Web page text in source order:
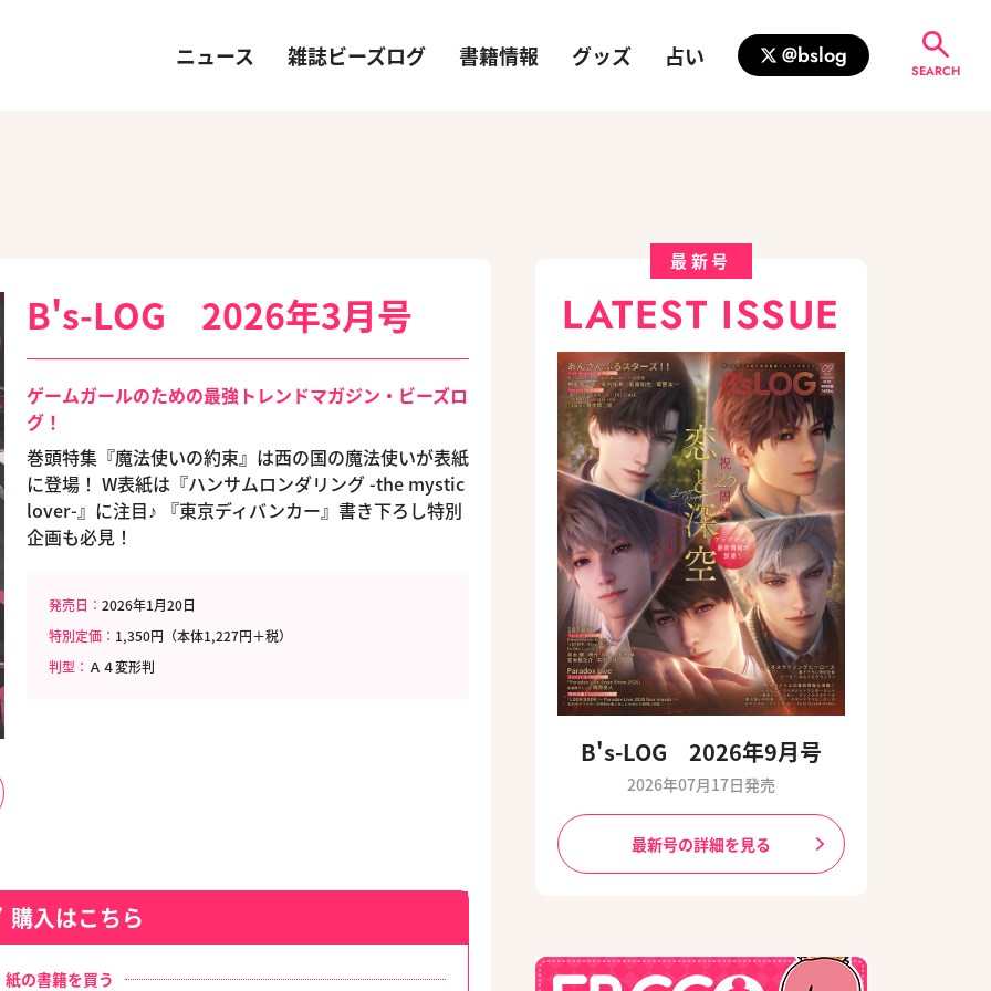
ニュース 雑誌ビーズログ 書籍情報 グッズ 占い @bslog
SEARCH
B's-LOG 2026年3月号
ゲームガールのための最強トレンドマガジン・ビーズロ
グ！
巻頭特集『魔法使いの約束』は西の国の魔法使いが表紙
に登場！ W表紙は『ハンサムロンダリング -the mystic
lover-』に注目♪ 『東京ディバンカー』書き下ろし特別
企画も必見！
発売日： 2026年1月20日
特別定価： 1,350円（本体1,227円＋税）
判型： Ａ４変形判
購入はこちら
紙の書籍を買う
最新号
LATEST ISSUE
B's-LOG 2026年9月号
2026年07月17日発売
最新号の詳細を見る